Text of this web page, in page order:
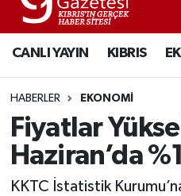
CANLI YAYIN KIBRIS
HABERLER EKONOMİ
Fiyatlar
Haziran’da
KKTC İstatistik
DÜNYA
EKONOMİ
MAGAZİN
SAĞLIK
SPOR
Lefkoşa Hava Durumu
Lefkoşa Trafik
Süper Lig Puan
Tüm Manşetler
Son Dakika Haberleri